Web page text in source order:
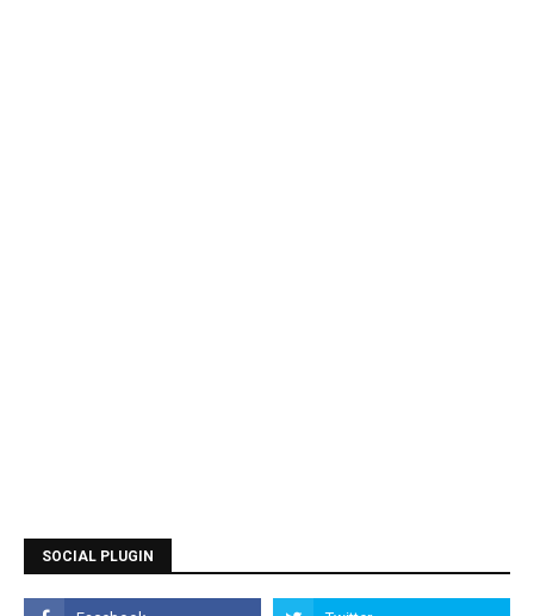
SOCIAL PLUGIN